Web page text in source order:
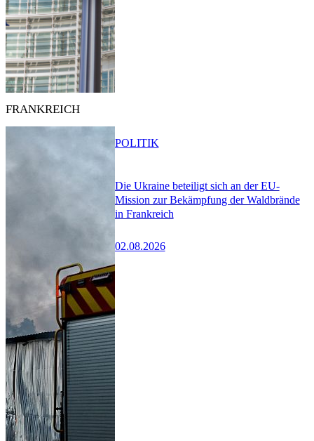
FRANKREICH
Die Ukraine beteiligt sich an der EU-
Mission zur Bekämpfung der Waldbrände
in Frankreich
02.08.2026
POLITIK